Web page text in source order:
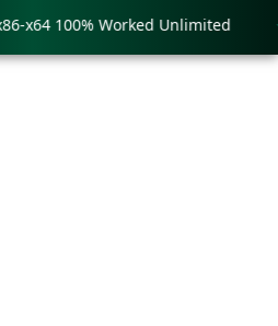
100% Worked Unlimited